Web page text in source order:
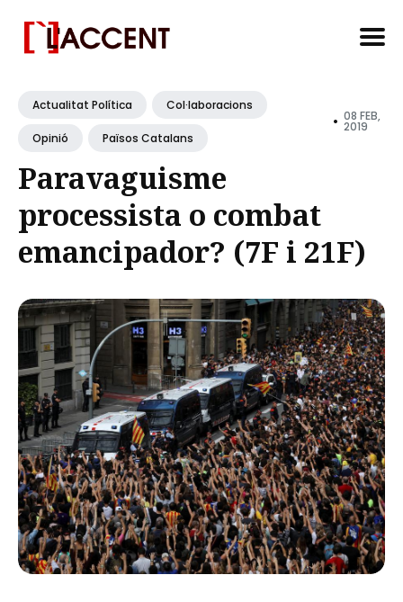
forActualitat Política Col·laboracions
Opinió Països Catalans
• 08 FEB,
2019
Paravaguisme
processista o combat
emancipador? (7F i 21F)